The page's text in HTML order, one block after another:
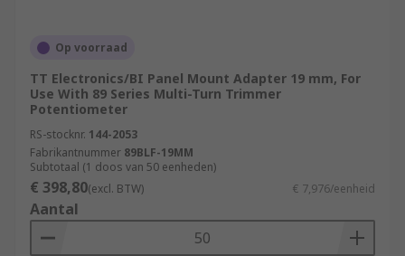
Op voorraad
TT Electronics/BI Panel Mount Adapter 19 mm, For
Use With 89 Series Multi-Turn Trimmer
Potentiometer
RS-stocknr. 144-2053
Fabrikantnummer 89BLF-19MM
Subtotaal (1 doos van 50 eenheden)
€ 398,80(excl. BTW) € 7,976/eenheid
Aantal